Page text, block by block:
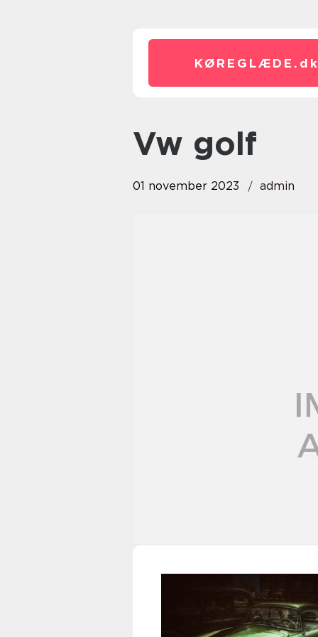
KØREGLÆDE.
vw golf
01 november 2023 admin